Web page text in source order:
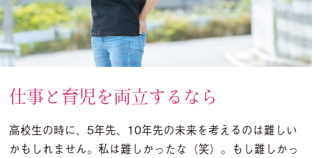
仕事と育児を両立するなら
高校生の時に、5年先、10年先の未来を考えるのは難しい
かもしれません。私は難しかったな（笑）。もし難しかっ